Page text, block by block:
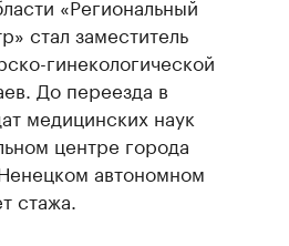
стал заместитель
гинекологической
До переезда в
медицинских наук
центре города
автономном
стажа.